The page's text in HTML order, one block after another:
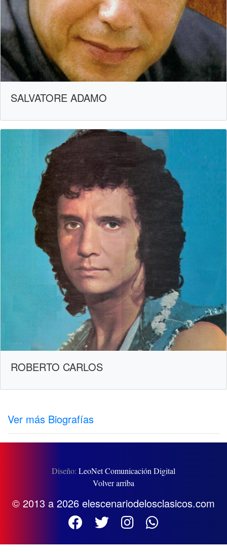
SALVATORE ADAMO
ROBERTO CARLOS
Ver más Biografías
Diseño: LeoNet Comunicación Digital
Volver arriba
© 2013 a 2026 elescenariodelosclasicos.com